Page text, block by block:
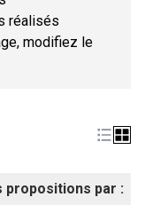
réalisés
modifiez le
propositions par :